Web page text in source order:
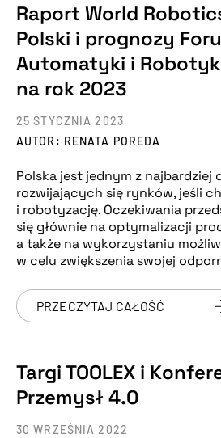
Raport World
Polski i prognozy
Automatyki i
na rok 2023
AUTOR: RENATA POREDA
25 STYCZNIA 2023
Polska jest jednym z najbardziej
rozwijających się rynków, jeśli
i robotyzację. Oczekiwania
się głównie na optymalizacji
a także na wykorzystaniu
w celu zwiększenia swojej
PRZECZYTAJ CAŁOŚĆ
Targi TOOLEX i
Przemysł 4.0
30 WRZEŚNIA 2022